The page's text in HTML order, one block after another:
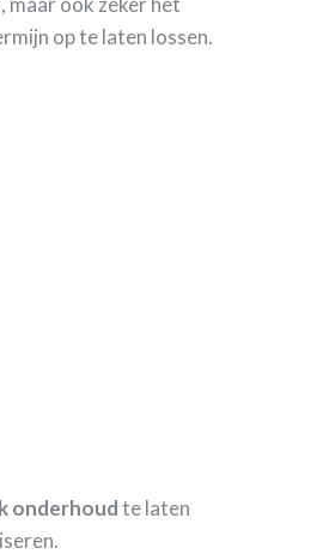
op te laten lossen.
onderhoudte laten